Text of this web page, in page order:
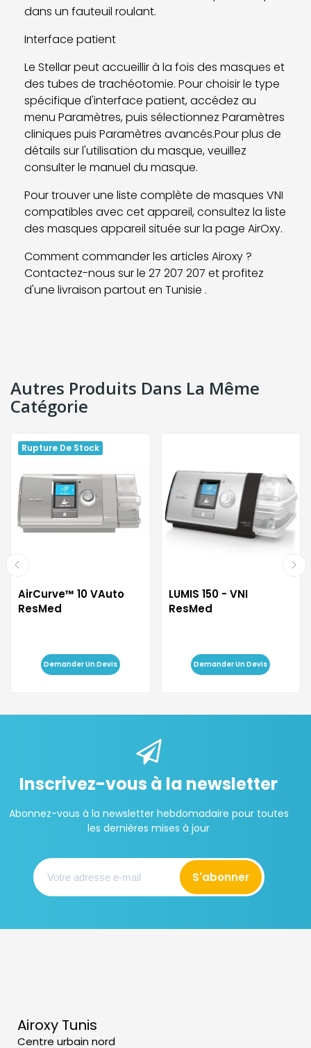
dans un fauteuil roulant.
Interface patient
Le Stellar peut accueillir à la fois des masques et
des tubes de trachéotomie. Pour choisir le type
spécifique d'interface patient, accédez au
menu Paramètres, puis sélectionnez Paramètres
cliniques puis Paramètres avancés.Pour plus de
détails sur l'utilisation du masque, veuillez
consulter le manuel du masque.
Pour trouver une liste complète de masques VNI
compatibles avec cet appareil, consultez la liste
des masques appareil située sur la page AirOxy.
Comment commander les articles Airoxy ?
Contactez-nous sur le 27 207 207 et profitez
d'une livraison partout en Tunisie .
Autres Produits Dans La Même
Catégorie
Rupture De Stock
AirCurve™ 10 VAuto
ResMed
Demander Un Devis
LUMIS 150 - VNI
ResMed
Demander Un Devis
Inscrivez-vous à la newsletter
Abonnez-vous à la newsletter hebdomadaire pour toutes
les dernières mises à jour
S'abonner
Airoxy Tunis
Centre urbain nord